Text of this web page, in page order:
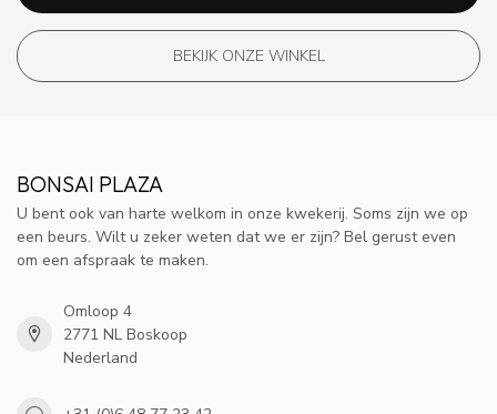
BEKIJK ONZE WINKEL
BONSAI PLAZA
U bent ook van harte welkom in onze kwekerij. Soms zijn we op
een beurs. Wilt u zeker weten dat we er zijn? Bel gerust even
om een afspraak te maken.
Omloop 4
2771 NL Boskoop
Nederland